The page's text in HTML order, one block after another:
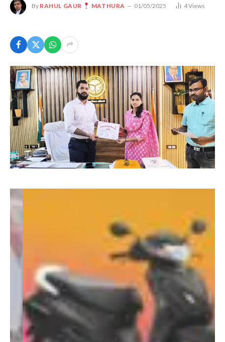
By RAHUL GAUR MATHURA 01/05/2025 4Views